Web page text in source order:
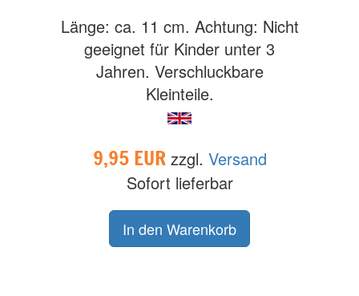
Länge: ca. 11 cm. Achtung: Nicht
geeignet für Kinder unter 3
Jahren. Verschluckbare
Kleinteile.
9,95 EUR zzgl. Versand
Sofort lieferbar